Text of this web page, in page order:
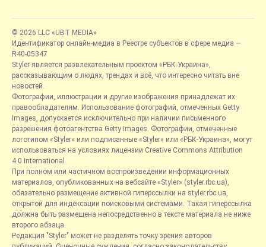
© 2026 LLC «UBT MEDIA»
Идентификатор онлайн-медиа в Реестре субъектов в сфере медиа —
R40-05347
Styler является развлекательным проектом «РБК-Украина»,
рассказывающим о людях, трендах и всё, что интересно читать вне
новостей.
Фотографии, иллюстрации и другие изображения принадлежат их
правообладателям. Использование фотографий, отмеченных Getty
Images, допускается исключительно при наличии письменного
разрешения фотоагентства Getty Images. Фотографии, отмеченные
логотипом «Styler» или подписанные «Styler» или «РБК-Украина», могут
использоваться на условиях лицензии Creative Commons Attribution
4.0 International.
При полном или частичном воспроизведении информационных
материалов, опубликованных на вебсайте «Styler» (styler.rbc.ua),
обязательно размещение активной гиперссылки на styler.rbc.ua,
открытой для индексации поисковыми системами. Такая гиперссылка
должна быть размещена непосредственно в тексте материала не ниже
второго абзаца.
Редакция "Styler" может не разделять точку зрения авторов